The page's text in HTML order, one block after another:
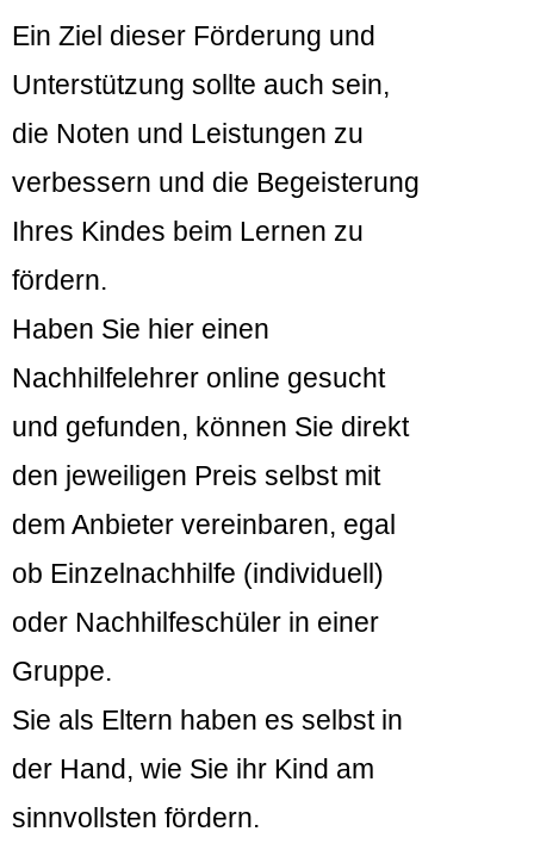
Ein Ziel dieser Förderung und
Unterstützung sollte auch sein,
die Noten und Leistungen zu
verbessern und die Begeisterung
Ihres Kindes beim Lernen zu
fördern.
Haben Sie hier einen
Nachhilfelehrer online gesucht
und gefunden, können Sie direkt
den jeweiligen Preis selbst mit
dem Anbieter vereinbaren, egal
ob Einzelnachhilfe (individuell)
oder Nachhilfeschüler in einer
Gruppe.
Sie als Eltern haben es selbst in
der Hand, wie Sie ihr Kind am
sinnvollsten fördern.